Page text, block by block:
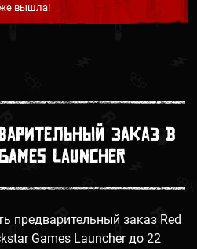
вышла!
заказ в
Launcher
предварительный заказ Red
Games Launcher до 22